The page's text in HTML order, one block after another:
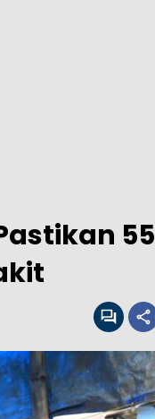
55